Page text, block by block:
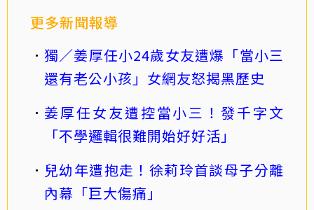
更多新聞報導
獨／姜厚任小24歲女友遭爆「當小三
還有老公小孩」女網友怒揭黑歷史
姜厚任女友遭控當小三！發千字文
「不學邏輯很難開始好好活」
兒幼年遭抱走！徐莉玲首談母子分離
內幕「巨大傷痛」